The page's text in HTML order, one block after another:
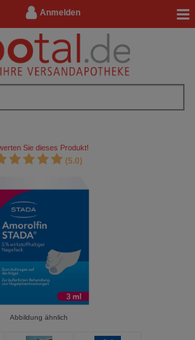
Anmelden
Sie dieses Produkt!
(5.0)
Abbildung ähnlich